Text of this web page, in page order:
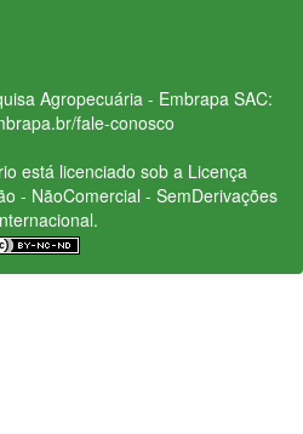
Agropecuária - Embrapa SAC:
fale-conosco
está licenciado sob a Licença
- NãoComercial - SemDerivações